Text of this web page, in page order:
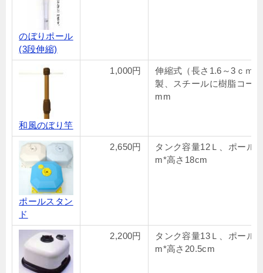
のぼりポール
(3段伸縮)
和風のぼり竿
1,000円
伸縮式（長さ1.6～3ｃｍ
製、スチールに樹脂コー
mm
ポールスタン
ド
2,650円
タンク容量12Ｌ、ポール
m*高さ18cm
2,200円
タンク容量13Ｌ、ポール
m*高さ20.5cm